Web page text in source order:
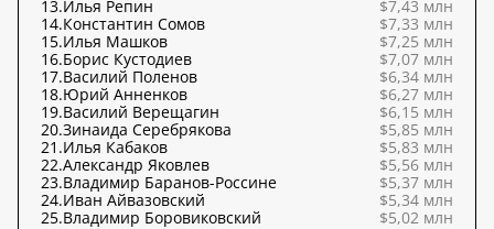
13.Илья Репин
$7,43 млн
14.Константин Сомов
$7,33 млн
15.Илья Машков
$7,25 млн
16.Борис Кустодиев
$7,07 млн
17.Василий Поленов
$6,34 млн
18.Юрий Анненков
$6,27 млн
19.Василий Верещагин
$6,15 млн
20.Зинаида Серебрякова
$5,85 млн
21.Илья Кабаков
$5,83 млн
22.Александр Яковлев
$5,56 млн
23.Владимир Баранов-Россине
$5,37 млн
24.Иван Айвазовский
$5,34 млн
25.Владимир Боровиковский
$5,02 млн